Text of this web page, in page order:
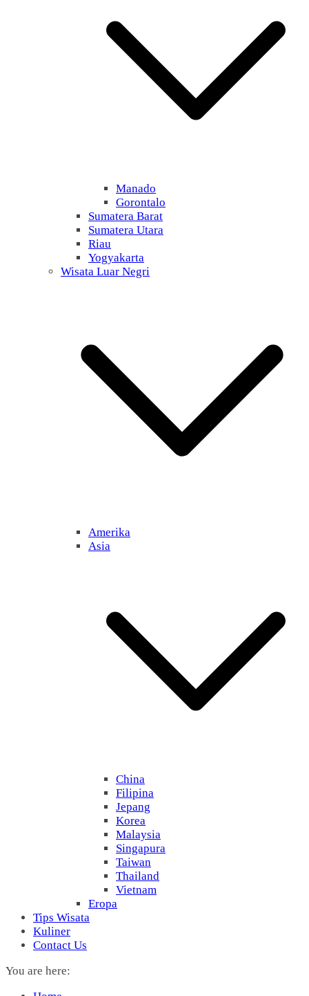
Manado
Gorontalo
Sumatera Barat
Sumatera Utara
Riau
Yogyakarta
Wisata Luar Negri
Amerika
Asia
China
Filipina
Jepang
Korea
Malaysia
Singapura
Taiwan
Thailand
Vietnam
Eropa
Tips Wisata
Kuliner
Contact Us
You are here: